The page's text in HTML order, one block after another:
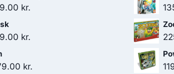
kr..
kr.
kr.
pris
kr.